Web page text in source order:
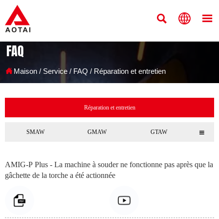
  
FAQ
Maison / Service / FAQ / Réparation et entretien
Réparation et entretien
SMAW GMAW GTAW 
AMIG-P Plus - La machine à souder ne fonctionne pas après que la
gâchette de la torche a été actionnée